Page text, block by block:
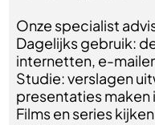
Onze specialist
Dagelijks gebruik:
internetten, e-
Studie: verslagen
presentaties maken
Films en series